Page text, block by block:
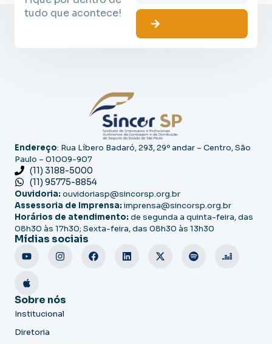
tudo que acontece!
Endereço: Rua Líbero Badaró, 293, 29º andar – Centro, São
Paulo – 01009-907
(11) 3188-5000
(11) 95775-8854
Ouvidoria: ouvidoriasp@sincorsp.org.br
Assessoria de Imprensa: imprensa@sincorsp.org.br
Horários de atendimento: de segunda a quinta-feira, das
08h30 às 17h30; Sexta-feira, das 08h30 às 13h30
Mídias sociais
Sobre nós
Institucional
Diretoria